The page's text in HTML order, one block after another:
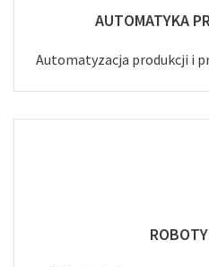
AUTOMATYKA
Automatyzacja produkcji i